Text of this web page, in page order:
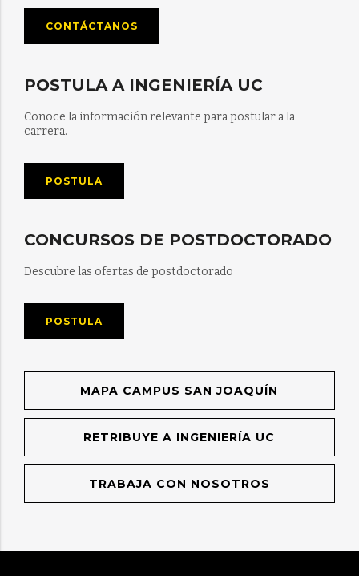
CONTÁCTANOS
POSTULA A INGENIERÍA UC
Conoce la información relevante para postular a la
carrera.
POSTULA
CONCURSOS DE POSTDOCTORADO
Descubre las ofertas de postdoctorado
POSTULA
MAPA CAMPUS SAN JOAQUÍN
RETRIBUYE A INGENIERÍA UC
TRABAJA CON NOSOTROS